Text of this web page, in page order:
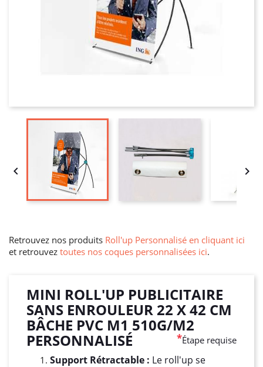
 
Retrouvez nos produits Roll'up Personnalisé en cliquant ici
et retrouvez toutes nos coques personnalisées ici.
MINI ROLL'UP PUBLICITAIRE
SANS ENROULEUR 22 X 42 CM
BÂCHE PVC M1 510G/M2
PERSONNALISÉ *Étape requise
Support Rétractable : Le roll'up se